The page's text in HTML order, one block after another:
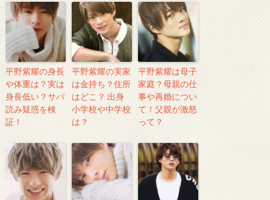
平野紫耀の身長
や体重は？実は
身長低い？サバ
読み疑惑を検
証！
平野紫耀の実家
は金持ち？住所
はどこ？ 出身
小学校や中学校
は？
平野紫耀は母子
家庭？母親の仕
事や再婚につい
て！父親が激怒
って？